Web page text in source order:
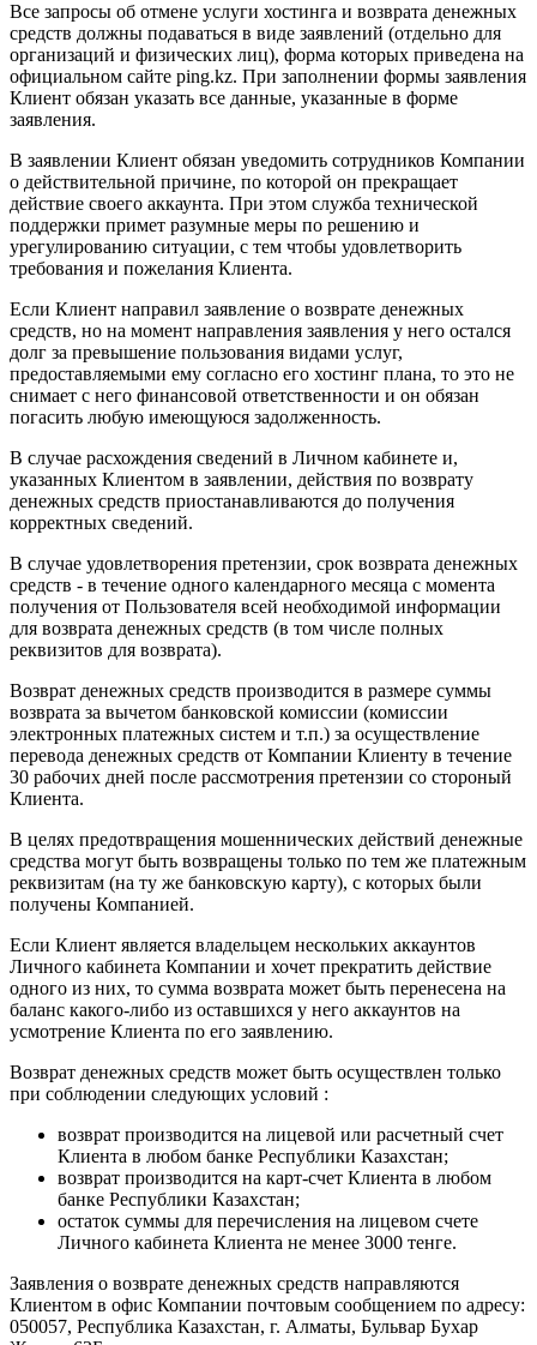
Все запросы об отмене услуги хостинга и возврата денежных
средств должны подаваться в виде заявлений (отдельно для
организаций и физических лиц), форма которых приведена на
официальном сайте ping.kz. При заполнении формы заявления
Клиент обязан указать все данные, указанные в форме
заявления.
В заявлении Клиент обязан уведомить сотрудников Компании
о действительной причине, по которой он прекращает
действие своего аккаунта. При этом служба технической
поддержки примет разумные меры по решению и
урегулированию ситуации, с тем чтобы удовлетворить
требования и пожелания Клиента.
Если Клиент направил заявление о возврате денежных
средств, но на момент направления заявления у него остался
долг за превышение пользования видами услуг,
предоставляемыми ему согласно его хостинг плана, то это не
снимает с него финансовой ответственности и он обязан
погасить любую имеющуюся задолженность.
В случае расхождения сведений в Личном кабинете и,
указанных Клиентом в заявлении, действия по возврату
денежных средств приостанавливаются до получения
корректных сведений.
В случае удовлетворения претензии, срок возврата денежных
средств - в течение одного календарного месяца с момента
получения от Пользователя всей необходимой информации
для возврата денежных средств (в том числе полных
реквизитов для возврата).
Возврат денежных средств производится в размере суммы
возврата за вычетом банковской комиссии (комиссии
электронных платежных систем и т.п.) за осуществление
перевода денежных средств от Компании Клиенту в течение
30 рабочих дней после рассмотрения претензии со стороный
Клиента.
В целях предотвращения мошеннических действий денежные
средства могут быть возвращены только по тем же платежным
реквизитам (на ту же банковскую карту), с которых были
получены Компанией.
Если Клиент является владельцем нескольких аккаунтов
Личного кабинета Компании и хочет прекратить действие
одного из них, то сумма возврата может быть перенесена на
баланс какого-либо из оставшихся у него аккаунтов на
усмотрение Клиента по его заявлению.
Возврат денежных средств может быть осуществлен только
при соблюдении следующих условий :
возврат производится на лицевой или расчетный счет
Клиента в любом банке Республики Казахстан;
возврат производится на карт-счет Клиента в любом
банке Республики Казахстан;
остаток суммы для перечисления на лицевом счете
Личного кабинета Клиента не менее 3000 тенге.
Заявления о возврате денежных средств направляются
Клиентом в офис Компании почтовым сообщением по адресу:
050057, Республика Казахстан, г. Алматы, Бульвар Бухар